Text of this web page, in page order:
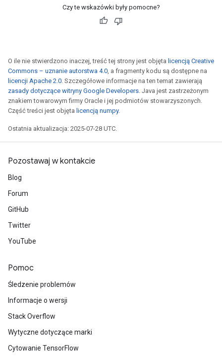
Czy te wskazówki były pomocne?
O ile nie stwierdzono inaczej, treść tej strony jest objęta licencją Creative
Commons – uznanie autorstwa 4.0, a fragmenty kodu są dostępne na
licencji Apache 2.0. Szczegółowe informacje na ten temat zawierają
zasady dotyczące witryny Google Developers. Java jest zastrzeżonym
znakiem towarowym firmy Oracle i jej podmiotów stowarzyszonych.
Część treści jest objęta licencją numpy.
Ostatnia aktualizacja: 2025-07-28 UTC.
Pozostawaj w kontakcie
Blog
Forum
GitHub
Twitter
YouTube
Pomoc
Śledzenie problemów
Informacje o wersji
Stack Overflow
Wytyczne dotyczące marki
Cytowanie TensorFlow